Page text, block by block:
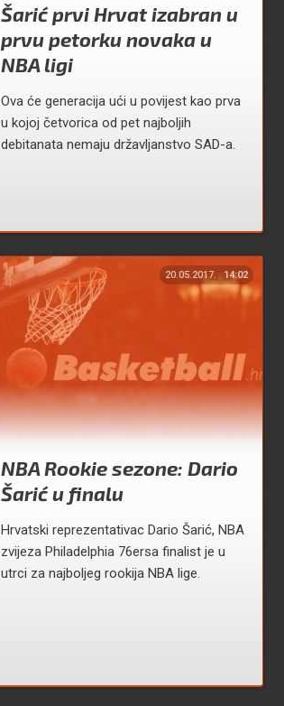
Šarić prvi Hrvat izabran u
prvu petorku novaka u
NBA ligi
Ova će generacija ući u povijest kao prva
u kojoj četvorica od pet najboljih
debitanata nemaju državljanstvo SAD-a.
20.05.2017. 14:02
NBA Rookie sezone: Dario
Šarić u finalu
Hrvatski reprezentativac Dario Šarić, NBA
zvijeza Philadelphia 76ersa finalist je u
utrci za najboljeg rookija NBA lige.